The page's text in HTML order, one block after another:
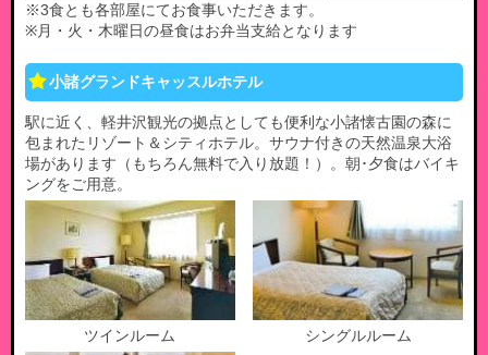
※3食とも各部屋にてお食事いただきます。
※月・火・木曜日の昼食はお弁当支給となります
小諸グランドキャッスルホテル
駅に近く、軽井沢観光の拠点としても便利な小諸懐古園の森に
包まれたリゾート＆シティホテル。サウナ付きの天然温泉大浴
場があります（もちろん無料で入り放題！）。朝･夕食はバイキ
ングをご用意。
ツインルーム シングルルーム